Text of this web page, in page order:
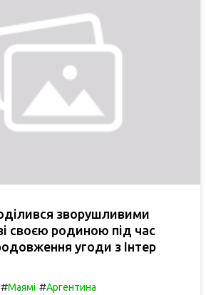
зворушливими
своєю родиною під час
угоди з Інтер
#Маямі #Аргентина